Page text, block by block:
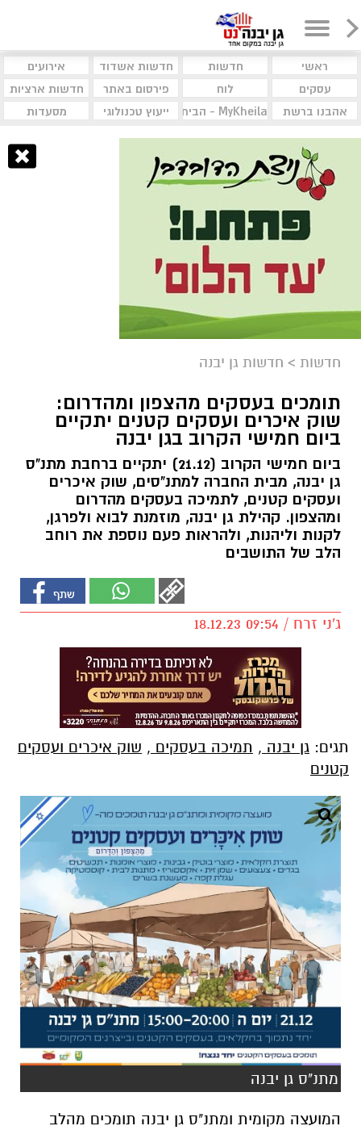
ראשי חדשות חדשות אשדוד
אירועים
עסקים
לוח פירסום באתר
חדשות ארציות
אהבנו ברשת
MyKheila - הבית לעסקים וקהילות ייעוץ טכנולוגי מסעדות
חדשות > חדשות גן יבנה
תומכים בעסקים מהצפון ומהדרום:
שוק איכרים ועסקים קטנים יתקיים
ביום חמישי הקרוב בגן יבנה
ביום חמישי הקרוב (21.12) יתקיים ברחבת מתנ"ס
גן יבנה, מבית החברה למתנ"סים, שוק איכרים
ועסקים קטנים, לתמיכה בעסקים מהדרום
ומהצפון. קהילת גן יבנה, מוזמנת לבוא ולפרגן,
לקנות וליהנות, ולהראות פעם נוספת את רוחב
הלב של התושבים
ג'ני זרח / 09:54 18.12.23
תגים: גן יבנה , תמיכה בעסקים , שוק איכרים ועסקים
קטנים
מתנ"ס גן יבנה
המועצה מקומית ומתנ"ס גן יבנה תומכים מהלב